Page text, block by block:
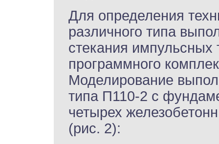
Для определения
различного типа
стекания импульсных
программного
Моделирование
типа П110-2 с
четырех
(рис. 2):